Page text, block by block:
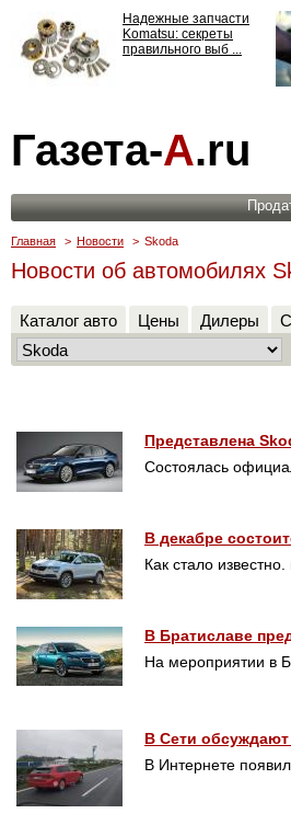
Надежные запчасти
Komatsu: секреты
правильного выб ...
ответственности: все,
что нужно знать ...
Газета-А.ru
Главная > Новости > Skoda
Новости об автомобилях
Каталог авто Цены Дилеры
Представлена
Состоялась
В декабре
Как стало
В Братиславе
На мероприятии в
В Сети
В Интернете